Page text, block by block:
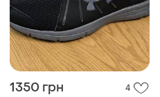
1350 грн 4